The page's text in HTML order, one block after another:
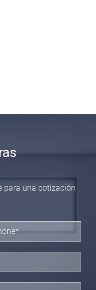
para una cotización